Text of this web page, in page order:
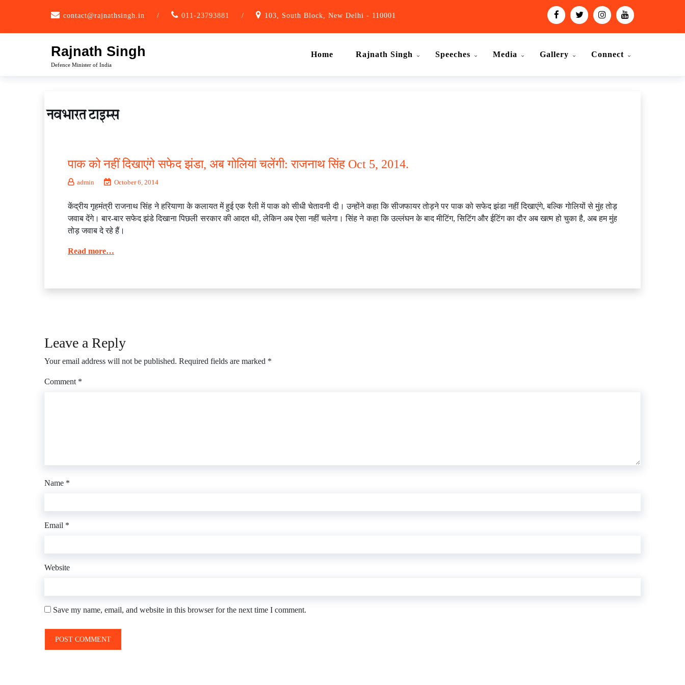
contact@rajnathsingh.in / 011-23793881 / 103, South Block, New Delhi - 110001
Rajnath Singh
Defence Minister of India
Home Rajnath Singh Speeches Media Gallery Connect
पाक को नहीं दिखाएंगे सफेद झंडा, अब गोलियां चलेंगी: राजनाथ सिंह Oct 5, 2014.
admin October 6, 2014
केंद्रीय गृहमंत्री राजनाथ सिंह ने हरियाणा के कलायत में हुई एक रैली में पाक को सीधी चेतावनी दी। उन्होंने कहा कि सीजफायर तोड़ने पर पाक को सफेद झंडा नहीं दिखाएंगे, बल्कि गोलियों से मुंह तोड़
जवाब देंगे। बार-बार सफेद झंडे दिखाना पिछली सरकार की आदत थी, लेकिन अब ऐसा नहीं चलेगा। सिंह ने कहा कि उल्लंघन के बाद मीटिंग, सिटिंग और ईटिंग का दौर अब खत्म हो चुका है, अब हम मुंह
तोड़ जवाब दे रहे हैं।
Read more…
Leave a Reply
Your email address will not be published. Required fields are marked *
Comment *
Name *
Email *
Website
Save my name, email, and website in this browser for the next time I comment.